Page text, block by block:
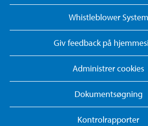
Whistleblower System
Giv feedback på
Administrer cookies
Dokumentsøgning
Kontrolrapporter